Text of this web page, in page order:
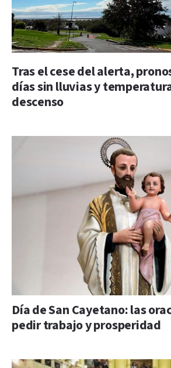
Tras el cese del alerta,
días sin lluvias y
descenso
Día de San Cayetano: las
pedir trabajo y prosperidad